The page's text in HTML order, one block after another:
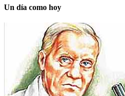
Un día como hoy